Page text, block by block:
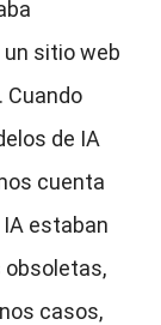
sitio web
Cuando
de IA
cuenta
estaban
casos,